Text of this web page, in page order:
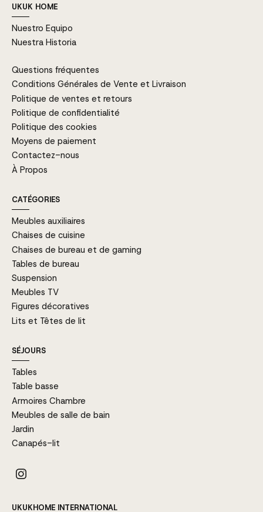
UKUK HOME
Nuestro Equipo
Nuestra Historia
Questions fréquentes
Conditions Générales de Vente et Livraison
Politique de ventes et retours
Politique de confidentialité
Politique des cookies
Moyens de paiement
Contactez-nous
À Propos
CATÉGORIES
Meubles auxiliaires
Chaises de cuisine
Chaises de bureau et de gaming
Tables de bureau
Suspension
Meubles TV
Figures décoratives
Lits et Têtes de lit
SÉJOURS
Tables
Table basse
Armoires Chambre
Meubles de salle de bain
Jardin
Canapés-lit
UKUKHOME INTERNATIONAL